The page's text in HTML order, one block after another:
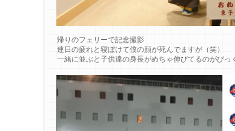
帰りのフェリーで記念撮影
連日の疲れと寝ぼけて僕の顔が死んでますが（笑）
一緒に並ぶと子供達の身長がめちゃ伸びてるのがびっ